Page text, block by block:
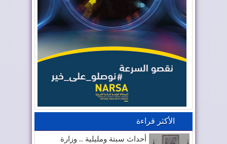
الأكثر قراءة
أحداث سبتة ومليلية .. وزارة